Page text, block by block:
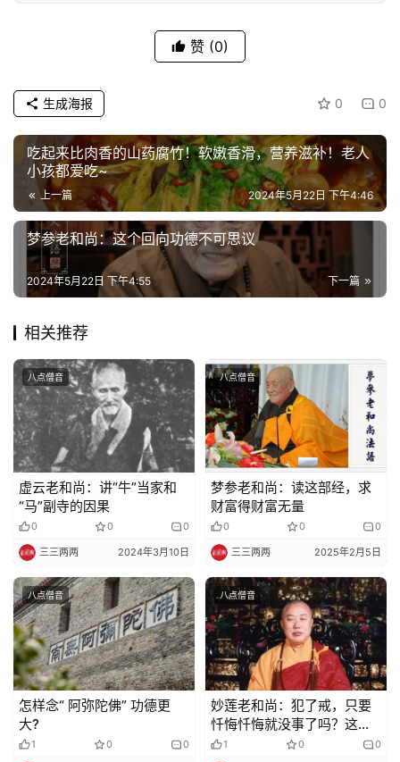
益
慈
善
佛
教
人
物
寺
巡
礼
视
频
纪
录
佛
艺
术
政
策
法
规
登录 注册
赞 (0)
0 0
生成海报
吃起来比肉香的山药腐竹！软嫩香滑，营养滋补！老人
小孩都爱吃~
上一篇 2024年5月22日 下午4:46
梦参老和尚：这个回向功德不可思议
下一篇
2024年5月22日 下午4:55
相关推荐
八点僧音
虚云老和尚：讲“牛”当家和
“马”副寺的因果
0 0 0
三三两两 2024年3月10日
八点僧音
梦参老和尚：读这部经，求
财富得财富无量
0 0 0
三三两两 2025年2月5日
八点僧音
怎样念“ 阿弥陀佛” 功德更
大?
1 0 0
八点僧音
妙莲老和尚：犯了戒，只要
忏悔忏悔就没事了吗？这种
观念大错特错！
1 0 0